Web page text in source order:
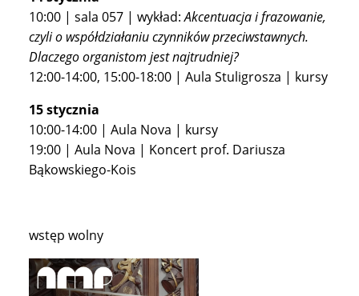
10:00 | sala 057 | wykład:Akcentuacja i frazowanie,
czyli o współdziałaniu czynników przeciwstawnych.
Dlaczego organistom jest najtrudniej?
12:00-14:00, 15:00-18:00 | Aula Stuligrosza | kursy
15 stycznia
10:00-14:00 | Aula Nova | kursy
19:00 | Aula Nova | Koncert prof. Dariusza
Bąkowskiego-Kois
wstęp wolny